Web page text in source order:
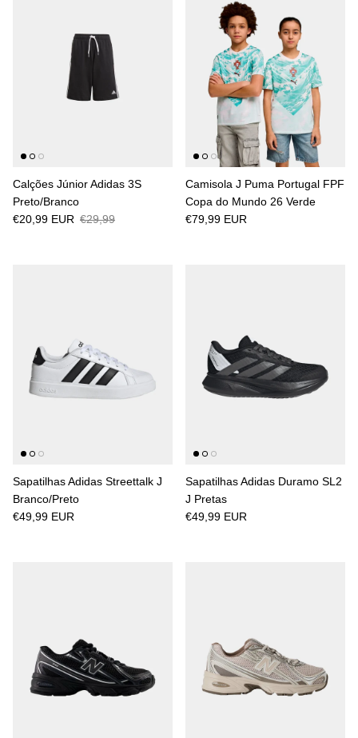
Calções Júnior Adidas 3S
Preto/Branco
€20,99 EUR €29,99
Camisola J Puma Portugal FPF
Copa do Mundo 26 Verde
€79,99 EUR
Sapatilhas Adidas Streettalk J
Branco/Preto
€49,99 EUR
Sapatilhas Adidas Duramo SL2
J Pretas
€49,99 EUR